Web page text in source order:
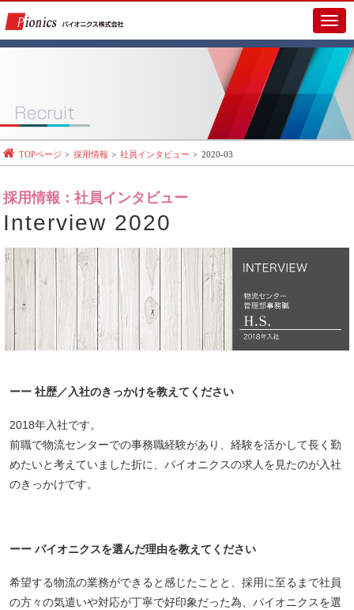
メ
イ
メ
ニ
ュ
TOPページ 採用情報 社員インタビュー 2020-03
採用情報：社員インタビュー
Interview 2020
ーー 社歴／入社のきっかけを教えてください
2018年入社です。
前職で物流センターでの事務職経験があり、経験を活かして長く勤
めたいと考えていました折に、パイオニクスの求人を見たのが入社
のきっかけです。
ーー パイオニクスを選んだ理由を教えてください
希望する物流の業務ができると感じたことと、採用に至るまで社員
の方々の気遣いや対応が丁寧で好印象だった為、パイオニクスを選